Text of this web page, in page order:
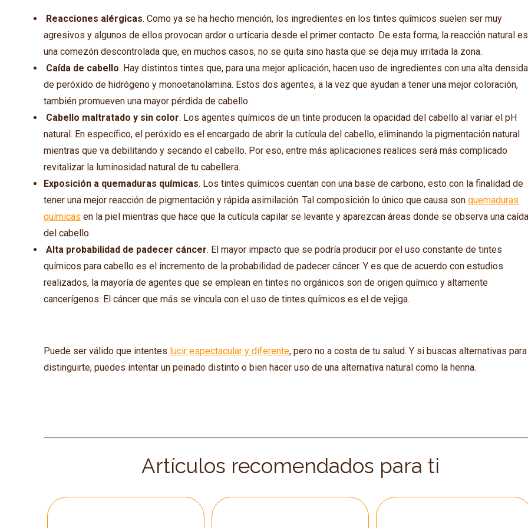
Reacciones alérgicas. Como ya se ha hecho mención, los ingredientes en los tintes químicos suelen ser muy
agresivos y algunos de ellos provocan ardor o urticaria desde el primer contacto. De esta forma, la reacción natural es
una comezón descontrolada que, en muchos casos, no se quita sino hasta que se deja muy irritada la zona.
Caída de cabello. Hay distintos tintes que, para una mejor aplicación, hacen uso de ingredientes con una alta
de peróxido de hidrógeno y monoetanolamina. Estos dos agentes, a la vez que ayudan a tener una mejor coloración,
también promueven una mayor pérdida de cabello.
Cabello maltratado y sin color. Los agentes químicos de un tinte producen la opacidad del cabello al variar el pH
natural. En específico, el peróxido es el encargado de abrir la cutícula del cabello, eliminando la pigmentación natural
mientras que va debilitando y secando el cabello. Por eso, entre más aplicaciones realices será más complicado
revitalizar la luminosidad natural de tu cabellera.
Exposición a quemaduras químicas. Los tintes químicos cuentan con una base de carbono, esto con la finalidad de
tener una mejor reacción de pigmentación y rápida asimilación. Tal composición lo único que causa sonquemaduras
químicas en la piel mientras que hace que la cutícula capilar se levante y aparezcan áreas donde se observa una caída
del cabello.
Alta probabilidad de padecer cáncer. El mayor impacto que se podría producir por el uso constante de tintes
químicos para cabello es el incremento de la probabilidad de padecer cáncer. Y es que de acuerdo con estudios
realizados, la mayoría de agentes que se emplean en tintes no orgánicos son de origen químico y altamente
cancerígenos. El cáncer que más se vincula con el uso de tintes químicos es el de vejiga.
Puede ser válido que intentes lucir espectacular y diferente, pero no a costa de tu salud. Y si buscas alternativas para
distinguirte, puedes intentar un peinado distinto o bien hacer uso de una alternativa natural como la henna.
Artículos recomendados para ti